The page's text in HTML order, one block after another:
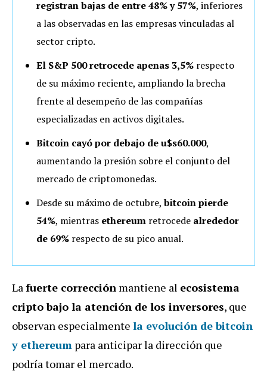
registran bajas de entre48% y 57%, inferiores
a las observadas en las empresas vinculadas al
sector cripto.
El S&P 500 retrocede apenas 3,5% respecto
de su máximo reciente, ampliando la brecha
frente al desempeño de las compañías
especializadas en activos digitales.
Bitcoin cayó por debajo deu$s60.000,
aumentando la presión sobre el conjunto del
mercado de criptomonedas.
Desde su máximo de octubre,bitcoin pierde
54%, mientras ethereum retrocede alrededor
de 69% respecto de su pico anual.
Lafuerte corrección mantiene al ecosistema
cripto bajo la atención de los inversores, que
observan especialmente la evolución de bitcoin
y ethereum para anticipar la dirección que
podría tomar el mercado.